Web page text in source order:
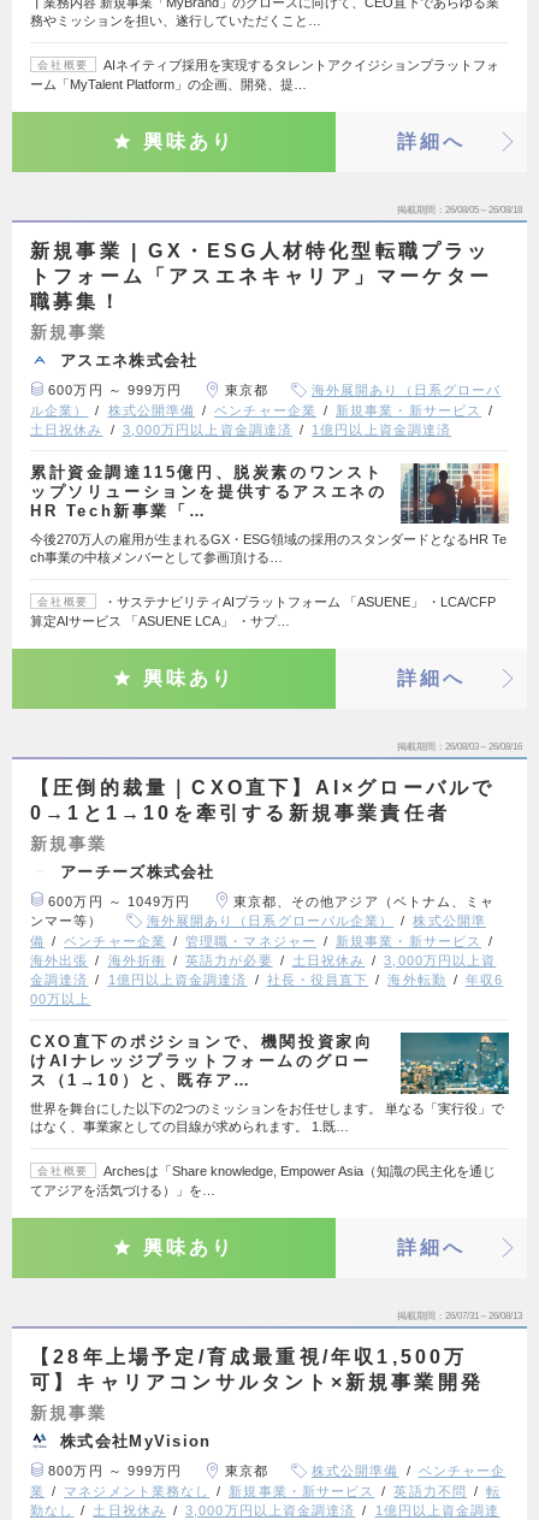
務やミッションを担い、遂行していただくこと…
会社概要
AIネイティブ採用を実現するタレントアクイジションプラットフォ
ーム「MyTalent Platform」の企画、開発、提…
興味あり 詳細へ
掲載期間 26/08/05～26/08/18
新規事業 | GX・ESG人材特化型転職プラッ
トフォーム「アスエネキャリア」マーケター
職募集！
新規事業
アスエネ株式会社
600万円 ～ 999万円 東京都
海外展開あり（日系グローバ
ル企業）
株式公開準備 ベンチャー企業
新規事業・新サービス
土日祝休み
3,000万円以上資金調達済 1億円以上資金調達済
累計資金調達115億円、脱炭素のワンスト
ップソリューションを提供するアスエネの
HR Tech新事業「…
今後270万人の雇用が生まれるGX・ESG領域の採用のスタンダードとなるHR Te
ch事業の中核メンバーとして参画頂ける…
会社概要
・サステナビリティAIプラットフォーム 「ASUENE」 ・LCA/CFP
算定AIサービス 「ASUENE LCA」 ・サプ…
興味あり 詳細へ
掲載期間 26/08/03～26/08/16
【圧倒的裁量｜CXO直下】AI×グローバルで
0→1と1→10を牽引する新規事業責任者
新規事業
アーチーズ株式会社
600万円 ～ 1049万円
東京都、その他アジア（ベトナム、ミャ
ンマー等）
海外展開あり（日系グローバル企業）
株式公開準
備
ベンチャー企業 管理職・マネジャー
新規事業・新サービス
海外出張
海外折衝 英語力が必要 土日祝休み
3,000万円以上資
金調達済
1億円以上資金調達済 社長・役員直下 海外転勤
年収6
00万以上
CXO直下のポジションで、機関投資家向
けAIナレッジプラットフォームのグロー
ス（1→10）と、既存ア…
世界を舞台にした以下の2つのミッションをお任せします。 単なる「実行役」で
はなく、事業家としての目線が求められます。 1.既…
会社概要
Archesは「Share knowledge, Empower Asia（知識の民主化を通じ
てアジアを活気づける）」を…
興味あり 詳細へ
掲載期間 26/07/31～26/08/13
【28年上場予定/育成最重視/年収1,500万
可】キャリアコンサルタント×新規事業開発
新規事業
株式会社MyVision
800万円 ～ 999万円 東京都 株式公開準備
ベンチャー企
業
マネジメント業務なし 新規事業・新サービス 英語力不問
転
勤なし
土日祝休み 3,000万円以上資金調達済 1億円以上資金調達